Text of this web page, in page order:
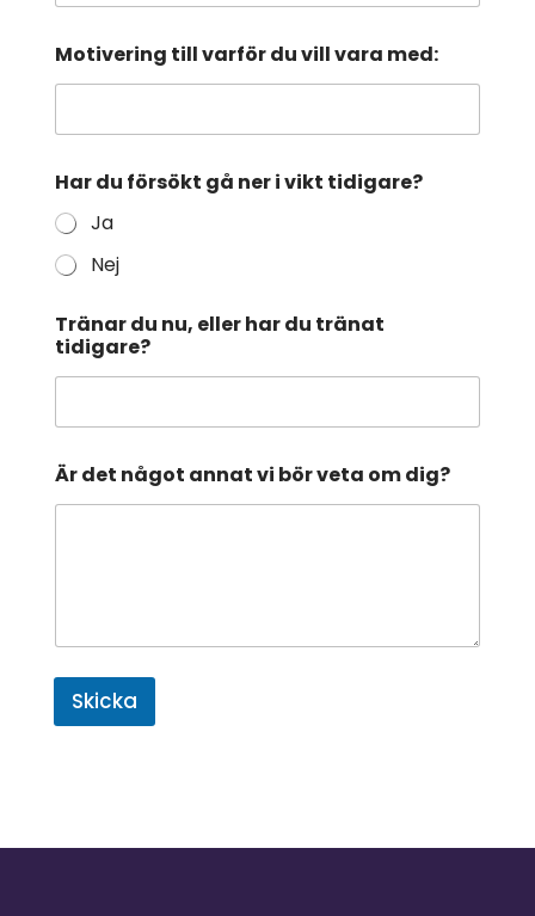
Motivering till varför du vill vara med:
Har du försökt gå ner i vikt tidigare?
Ja
Nej
Tränar du nu, eller har du tränat
tidigare?
Är det något annat vi bör veta om dig?
Skicka